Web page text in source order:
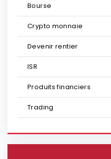
Bourse
Crypto monnaie
Devenir rentier
ISR
Produits financiers
Trading